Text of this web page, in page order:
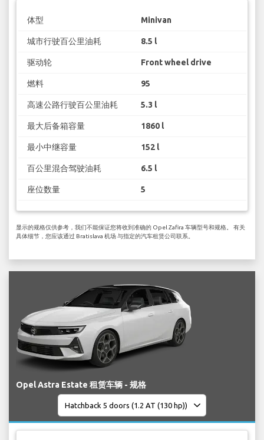
体型 Minivan
城市行驶百公里油耗 8.5 l
驱动轮 Front wheel drive
燃料 95
高速公路行驶百公里油耗 5.3 l
最大后备箱容量 1860 l
最小中继容量 152 l
百公里混合驾驶油耗 6.5 l
座位数量 5
显示的规格仅供参考，我们不能保证您将收到准确的 Opel Zafira 车辆型号和规格。 有关
具体细节，您应该通过 Bratislava 机场 与指定的汽车租赁公司联系。
Opel Astra Estate 租赁车辆 - 规格